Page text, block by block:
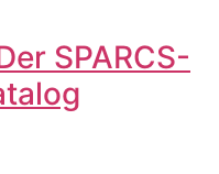
SPARCS-